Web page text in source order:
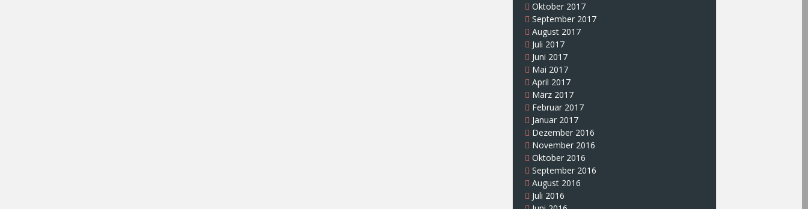
Oktober 2017
September 2017
August 2017
Juli 2017
Juni 2017
Mai 2017
April 2017
März 2017
Februar 2017
Januar 2017
Dezember 2016
November 2016
Oktober 2016
September 2016
August 2016
Juli 2016